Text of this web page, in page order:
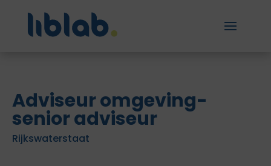
Adviseur omgeving-
senior adviseur
Rijkswaterstaat